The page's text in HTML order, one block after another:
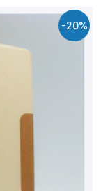
-20%